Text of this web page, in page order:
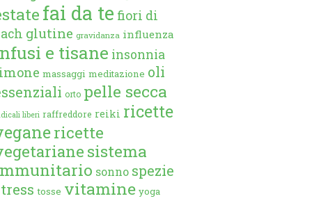
fai da te fiori di
glutine gravidanza influenza
e tisane insonnia
massaggi meditazione oli
orto pelle secca
liberi raffreddore reiki ricette
ricette
sistema
sonno spezie
tosse vitamine yoga